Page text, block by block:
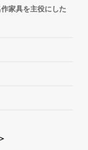
家具を主役にした